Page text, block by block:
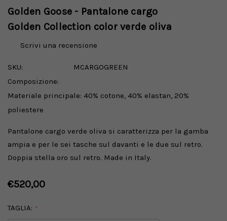
Golden Goose - Pantalone cargo
Golden Collection color verde oliva
Scrivi una recensione
SKU:
MCARGOGREEN
Composizione:
Materiale principale: 40% cotone, 40% elastan, 20%
poliestere
Pantalone cargo verde oliva si caratterizza per la gamba
ampia e per le sei tasche sul davanti e le due sul retro.
Doppia stella oro sul retro. Made in Italy.
€520,00
TAGLIA: *